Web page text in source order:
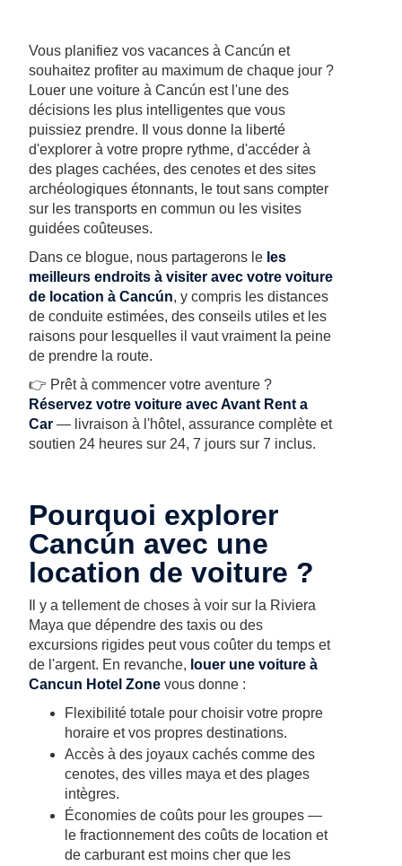
Vous planifiez vos vacances à Cancún et
souhaitez profiter au maximum de chaque jour ?
Louer une voiture à Cancún est l'une des
décisions les plus intelligentes que vous
puissiez prendre. Il vous donne la liberté
d'explorer à votre propre rythme, d'accéder à
des plages cachées, des cenotes et des sites
archéologiques étonnants, le tout sans compter
sur les transports en commun ou les visites
guidées coûteuses.
Dans ce blogue, nous partagerons le les
meilleurs endroits à visiter avec votre voiture
de location à Cancún, y compris les distances
de conduite estimées, des conseils utiles et les
raisons pour lesquelles il vaut vraiment la peine
de prendre la route.
👉 Prêt à commencer votre aventure ?
Réservez votre voiture avec Avant Rent a
Car— livraison à l'hôtel, assurance complète et
soutien 24 heures sur 24, 7 jours sur 7 inclus.
Pourquoi explorer
Cancún avec une
location de voiture ?
Il y a tellement de choses à voir sur la Riviera
Maya que dépendre des taxis ou des
excursions rigides peut vous coûter du temps et
de l'argent. En revanche, louer une voiture à
Cancun Hotel Zone vous donne :
Flexibilité totale pour choisir votre propre
horaire et vos propres destinations.
Accès à des joyaux cachés comme des
cenotes, des villes maya et des plages
intègres.
Économies de coûts pour les groupes —
le fractionnement des coûts de location et
de carburant est moins cher que les